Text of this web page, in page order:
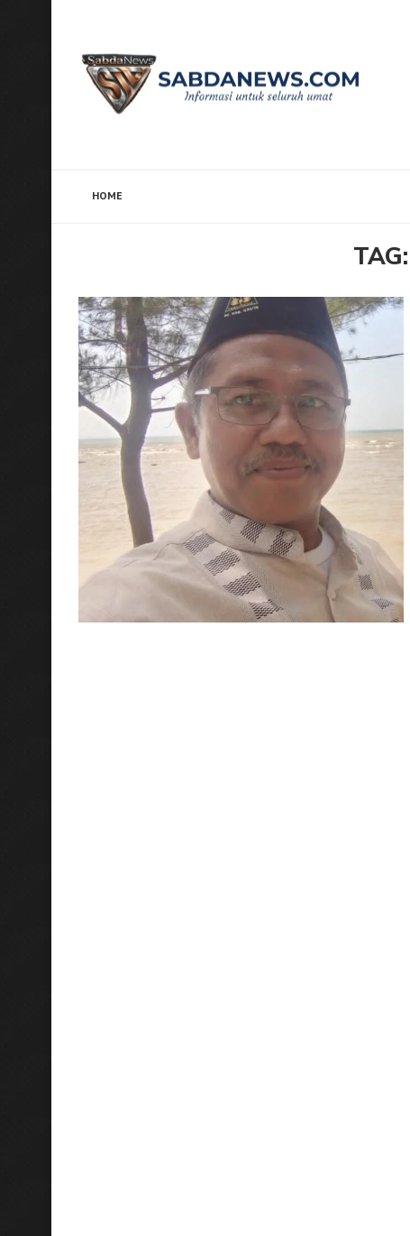
HOME
TAG: